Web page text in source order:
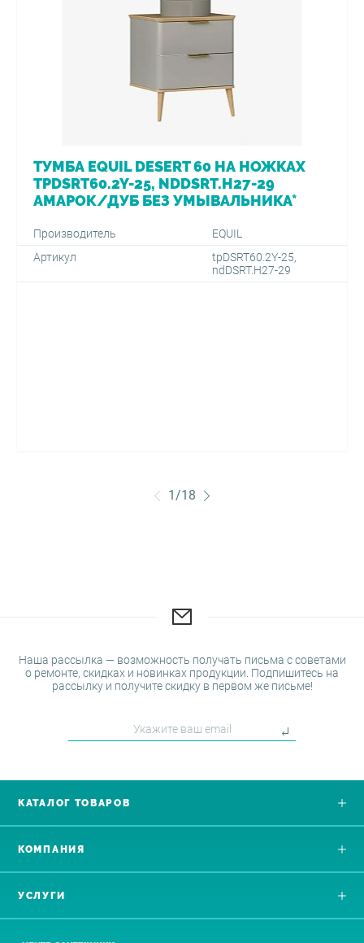
ТУМБА EQUIL DESERT 60 НА НОЖКАХ
TPDSRT60.2Y-25, NDDSRT.H27-29
АМАРОК/ДУБ БЕЗ УМЫВАЛЬНИКА*
Производитель
EQUIL
Артикул
tpDSRT60.2Y-25,
ndDSRT.H27-29
1/18
Наша рассылка — возможность получать письма с советами
о ремонте, скидках и новинках продукции. Подпишитесь на
рассылку и получите скидку в первом же письме!
КАТАЛОГ ТОВАРОВ
УСЛУГИ
КОМПАНИЯ